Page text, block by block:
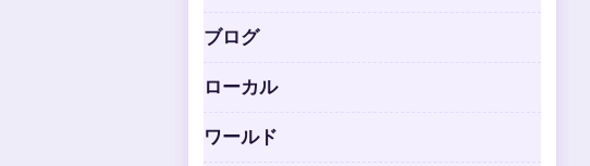
ブログ
ローカル
ワールド